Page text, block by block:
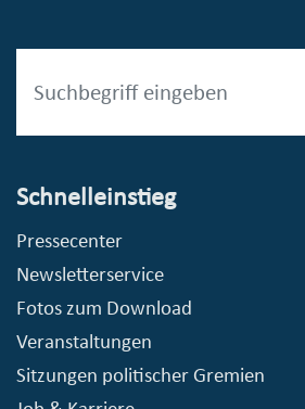
Schnelleinstieg
Pressecenter
Newsletterservice
Fotos zum Download
Veranstaltungen
Sitzungen politischer Gremien